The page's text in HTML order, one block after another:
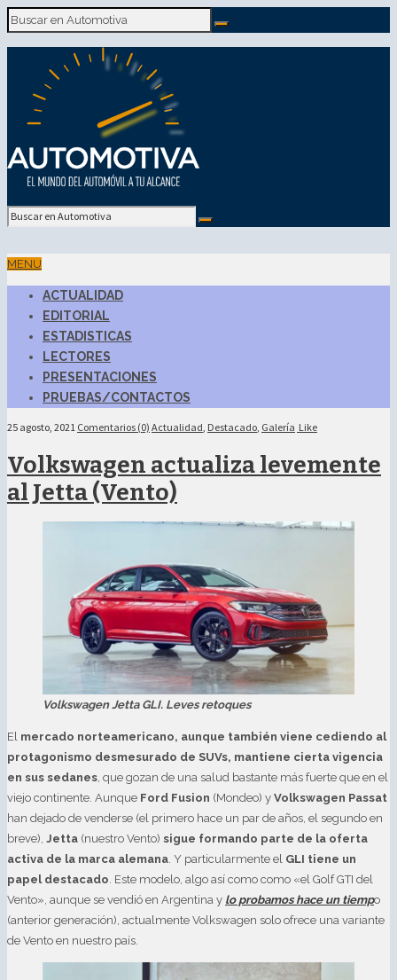
MENU
ACTUALIDAD
EDITORIAL
ESTADISTICAS
LECTORES
PRESENTACIONES
PRUEBAS/CONTACTOS
25 agosto, 2021 Comentarios (0) Actualidad, Destacado, Galería Like
Volkswagen actualiza levemente
al Jetta (Vento)
Volkswagen Jetta GLI. Leves retoques
El mercado norteamericano, aunque también viene cediendo al
protagonismo desmesurado de SUVs, mantiene cierta vigencia
en sus sedanes, que gozan de una salud bastante más fuerte que en el
viejo continente. Aunque Ford Fusion (Mondeo) y Volkswagen Passat
han dejado de venderse (el primero hace un par de años, el segundo en
breve), Jetta (nuestro Vento) sigue formando parte de la oferta
activa de la marca alemana. Y particularmente el GLI tiene un
papel destacado. Este modelo, algo así como como «el Golf GTI del
Vento», aunque se vendió en Argentina y lo probamos hace un tiempo
(anterior generación), actualmente Volkswagen solo ofrece una variante
de Vento en nuestro país.